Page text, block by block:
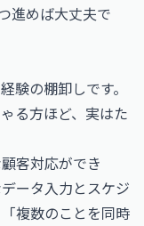
進めば大丈夫で
験の棚卸しです。
る方ほど、実はた
客対応ができ
ータ入力とスケジ
複数のことを同時